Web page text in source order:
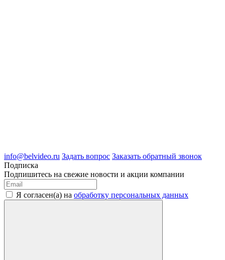
info@belvideo.ru Задать вопрос Заказать обратный звонок
Подписка
Подпишитесь на свежие новости и акции компании
Я согласен(а) на обработку персональных данных